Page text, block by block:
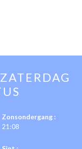
ZATERDAG
Zonsondergang :
21:08